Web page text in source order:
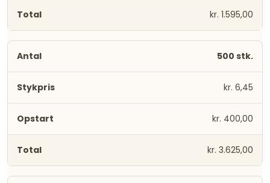
kr. 1.595,00
500 stk.
kr. 6,45
kr. 400,00
kr. 3.625,00